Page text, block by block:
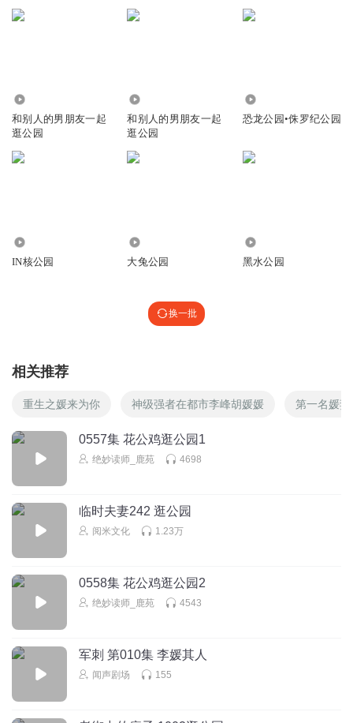
逛公园
和别人的男朋友一起
逛公园
和别人的男朋友一起
逛公园
恐龙公园•侏罗纪公园
IN核公园 大兔公园 黑水公园
换一批
相关推荐
重生之媛来为你 神级强者在都市李峰胡媛媛 第一名媛妻
0557集 花公鸡逛公园1
绝妙读师_鹿苑 4698
临时夫妻242 逛公园
阅米文化 1.23万
0558集 花公鸡逛公园2
绝妙读师_鹿苑 4543
军刺 第010集 李媛其人
闻声剧场 155